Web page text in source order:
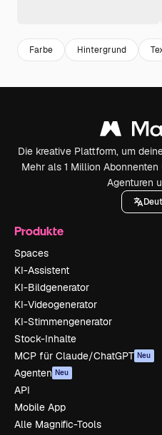
Farbe Hintergrund
Die kreative Plattform, um
Mehr als 1 Million
Agenturen
Produkte
Spaces
KI-Assistent
KI-Bildgenerator
KI-Videogenerator
KI-Stimmengenerator
Stock-Inhalte
MCP für Claude/ChatGPT Neu
Agenten Neu
API
Mobile App
Alle Magnific-Tools